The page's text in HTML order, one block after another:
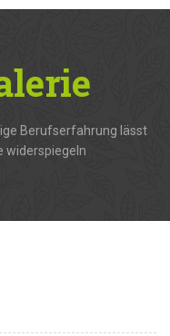
Berufserfahrung lässt
widerspiegeln